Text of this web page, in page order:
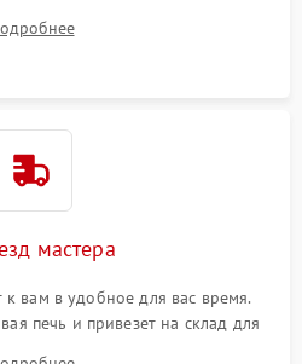
мастера
к вам в удобное для вас время.
печь и привезет на склад для